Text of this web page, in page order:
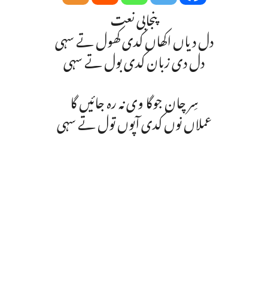
پنجابی نعت
دل دیاں اکھاں کدی کھول تے سہی
دل دی زبان کدی بول تے سہی
سِر چان جوگا وی نہ رہ جائیں گا
عملاں نوں کدی آپوں تول تے سہی